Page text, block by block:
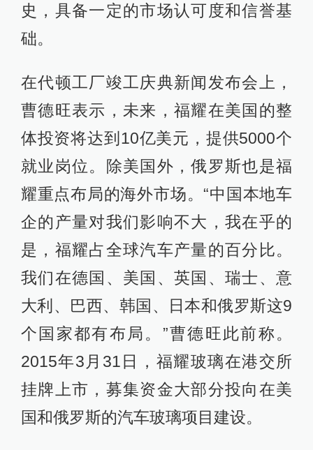
史，具备一定的市场认可度和信誉基
础。
在代顿工厂竣工庆典新闻发布会上，
曹德旺表示，未来，福耀在美国的整
体投资将达到10亿美元，提供5000个
就业岗位。除美国外，俄罗斯也是福
耀重点布局的海外市场。“中国本地车
企的产量对我们影响不大，我在乎的
是，福耀占全球汽车产量的百分比。
我们在德国、美国、英国、瑞士、意
大利、巴西、韩国、日本和俄罗斯这9
个国家都有布局。”曹德旺此前称。
2015年3月31日，福耀玻璃在港交所
挂牌上市，募集资金大部分投向在美
国和俄罗斯的汽车玻璃项目建设。